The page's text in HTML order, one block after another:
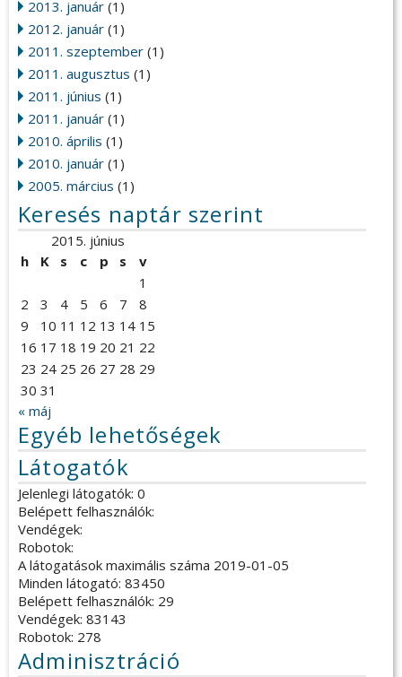
2013. január (1)
2012. január (1)
2011. szeptember (1)
2011. augusztus (1)
2011. június (1)
2011. január (1)
2010. április (1)
2010. január (1)
2005. március (1)
Keresés naptár szerint
2015. június
h
K s c p s
v
1
2
3 4 5 6 7
8
9
10 11 12 13 14 15
16 17 18 19 20 21 22
23 24 25 26 27 28 29
30 31
« máj
Egyéb lehetőségek
Látogatók
Jelenlegi látogatók: 0
Belépett felhasználók:
Vendégek:
Robotok:
A látogatások maximális száma 2019-01-05
Minden látogató: 83450
Belépett felhasználók: 29
Vendégek: 83143
Robotok: 278
Adminisztráció